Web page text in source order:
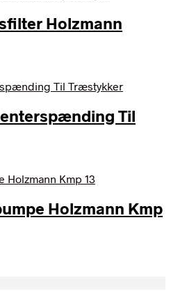
Holzmann
Til
Holzmann Kmp